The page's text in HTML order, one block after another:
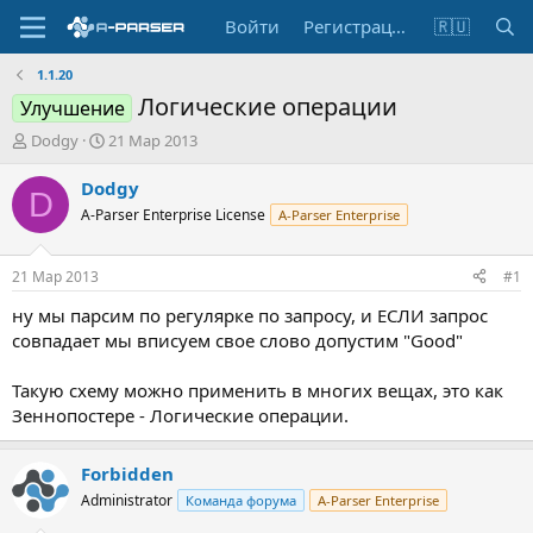
Войти Регистрация 🇷🇺
1.1.20
Улучшение Логические операции
А
т
т
е
м
ы
Dodgy
Д
т
н
а
л
21 Мар 2013
D Dodgy
A-Parser Enterprise License A-Parser Enterprise
21 Мар 2013 #1
ну мы парсим по регулярке по запросу, и ЕСЛИ запрос
совпадает мы вписуем свое слово допустим "Good"
Такую схему можно применить в многих вещах, это как
Зеннопостере - Логические операции.
Forbidden
Administrator Команда форума A-Parser Enterprise